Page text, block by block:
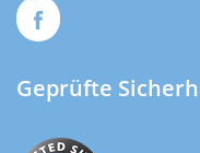
Geprüfte